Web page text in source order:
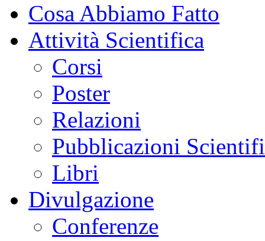
Cosa Abbiamo Fatto
Attività Scientifica
Corsi
Poster
Relazioni
Pubblicazioni
Libri
Divulgazione
Conferenze